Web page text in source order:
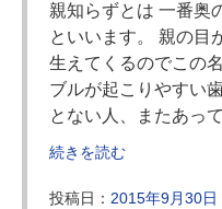
親知らずとは 一番奥
といいます。 親の目
生えてくるのでこの
ブルが起こりやすい
とない人、またあっ
続きを読む
投稿日： 2015年9月30日